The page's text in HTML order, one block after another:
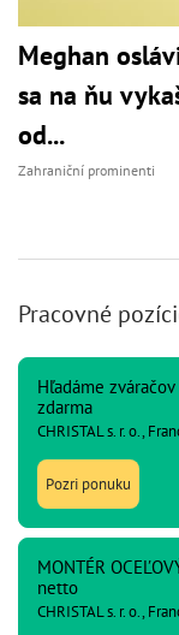
Meghan
sa na ňu
od...
Zahraniční prominenti
Pracovné
Hľadáme
zdarma
CHRISTAL s. r. o.,
Pozri ponuku
MONTÉR
netto
CHRISTAL s. r. o.,